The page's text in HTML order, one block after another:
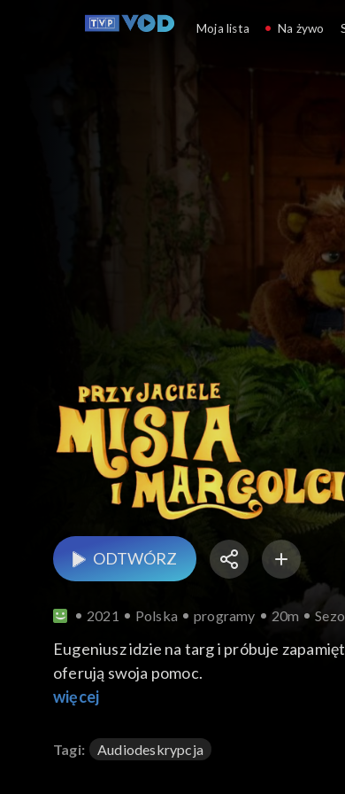
ODTWÓRZ
2021 Polska programy 20m
Eugeniusz idzie na targ i próbuje
oferują swoja pomoc.
więcej
Tagi: Audiodeskrypcja
Moja lista Na żywo